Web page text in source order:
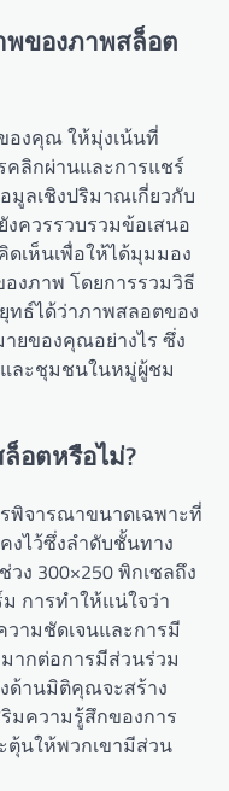
ของภาพสล็อต
องคุณ ให้มุ่งเน้นที่
คลิกผ่านและการแชร์
มูลเชิงปริมาณเกี่ยวกับ
ควรรวบรวมข้อเสนอ
เห็นเพื่อให้ได้มุมมอง
งภาพ โดยการรวมวิธี
ทธ์ได้ว่าภาพสลอตของ
ยของคุณอย่างไร ซึ่ง
ละชุมชนในหมู่ผู้ชม
อตหรือไม่?
พิจารณาขนาดเฉพาะที่
งไว้ซึ่งลำดับชั้นทาง
ง 300×250 พิกเซลถึง
การทำให้แน่ใจว่า
ามชัดเจนและการมี
ากต่อการมีส่วนร่วม
ด้านมิติคุณจะสร้าง
มความรู้สึกของการ
นให้พวกเขามีส่วน